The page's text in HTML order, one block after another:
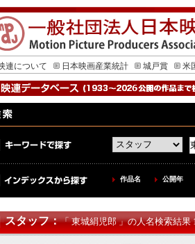
連について
日本映画産業統計 城戸賞 米
作品名 公開年
スタッフ：「 東城絹児郎 」の人名検索結果